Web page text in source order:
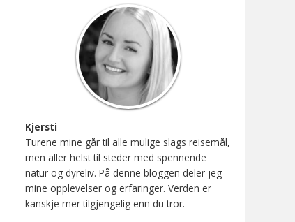
Kjersti
Turene mine går til alle mulige slags reisemål,
men aller helst til steder med spennende
natur og dyreliv. På denne bloggen deler jeg
mine opplevelser og erfaringer. Verden er
kanskje mer tilgjengelig enn du tror.